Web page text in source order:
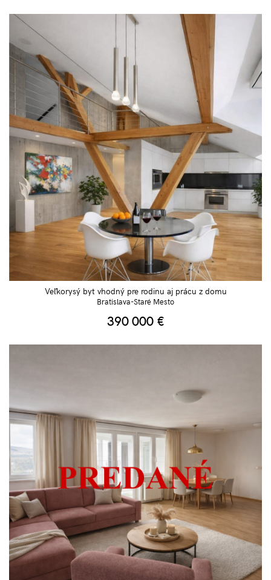
Veľkorysý byt vhodný pre rodinu aj prácu z domu
Bratislava-Staré Mesto
390 000 €